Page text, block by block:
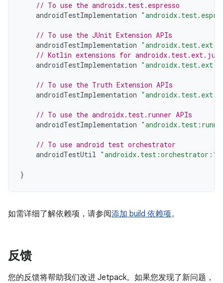
// To use the androidx.test.espresso
androidTestImplementation
// To use the JUnit Extension APIs
androidTestImplementation
// Kotlin extensions for
androidTestImplementation
// To use the Truth Extension APIs
androidTestImplementation
// To use the androidx.test.runner APIs
androidTestImplementation
// To use android test orchestrator
androidTestUtil
}
如需详细了解依赖项，请参阅添加 build 依赖项。
反馈
您的反馈将帮助我们改进 Jetpack。如果您发现了新问题，